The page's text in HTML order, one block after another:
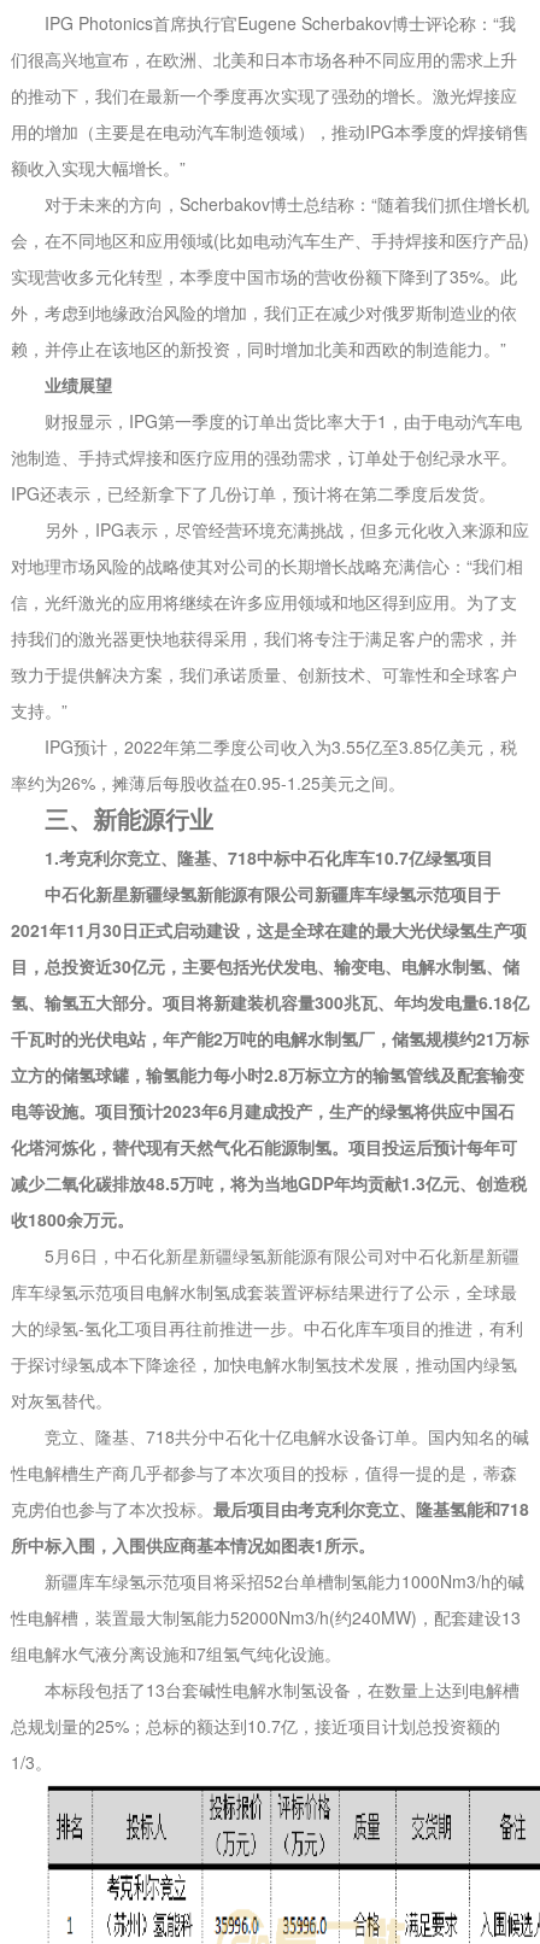
IPG Photonics首席执行官Eugene Scherbakov博士评论称：“我
们很高兴地宣布，在欧洲、北美和日本市场各种不同应用的需求上升
的推动下，我们在最新一个季度再次实现了强劲的增长。激光焊接应
用的增加（主要是在电动汽车制造领域），推动IPG本季度的焊接销售
额收入实现大幅增长。”
对于未来的方向，Scherbakov博士总结称：“随着我们抓住增长机
会，在不同地区和应用领域(比如电动汽车生产、手持焊接和医疗产品)
实现营收多元化转型，本季度中国市场的营收份额下降到了35%。此
外，考虑到地缘政治风险的增加，我们正在减少对俄罗斯制造业的依
赖，并停止在该地区的新投资，同时增加北美和西欧的制造能力。”
业绩展望
财报显示，IPG第一季度的订单出货比率大于1，由于电动汽车电
池制造、手持式焊接和医疗应用的强劲需求，订单处于创纪录水平。
IPG还表示，已经新拿下了几份订单，预计将在第二季度后发货。
另外，IPG表示，尽管经营环境充满挑战，但多元化收入来源和应
对地理市场风险的战略使其对公司的长期增长战略充满信心：“我们相
信，光纤激光的应用将继续在许多应用领域和地区得到应用。为了支
持我们的激光器更快地获得采用，我们将专注于满足客户的需求，并
致力于提供解决方案，我们承诺质量、创新技术、可靠性和全球客户
支持。”
IPG预计，2022年第二季度公司收入为3.55亿至3.85亿美元，税
率约为26%，摊薄后每股收益在0.95-1.25美元之间。
三、新能源行业
1.考克利尔竞立、隆基、718中标中石化库车10.7亿绿氢项目
中石化新星新疆绿氢新能源有限公司新疆库车绿氢示范项目于
2021年11月30日正式启动建设，这是全球在建的最大光伏绿氢生产项
目，总投资近30亿元，主要包括光伏发电、输变电、电解水制氢、储
氢、输氢五大部分。项目将新建装机容量300兆瓦、年均发电量6.18亿
千瓦时的光伏电站，年产能2万吨的电解水制氢厂，储氢规模约21万标
立方的储氢球罐，输氢能力每小时2.8万标立方的输氢管线及配套输变
电等设施。项目预计2023年6月建成投产，生产的绿氢将供应中国石
化塔河炼化，替代现有天然气化石能源制氢。项目投运后预计每年可
减少二氧化碳排放48.5万吨，将为当地GDP年均贡献1.3亿元、创造税
收1800余万元。
5月6日，中石化新星新疆绿氢新能源有限公司对中石化新星新疆
库车绿氢示范项目电解水制氢成套装置评标结果进行了公示，全球最
大的绿氢-氢化工项目再往前推进一步。中石化库车项目的推进，有利
于探讨绿氢成本下降途径，加快电解水制氢技术发展，推动国内绿氢
对灰氢替代。
竞立、隆基、718共分中石化十亿电解水设备订单。国内知名的碱
性电解槽生产商几乎都参与了本次项目的投标，值得一提的是，蒂森
克虏伯也参与了本次投标。 最后项目由考克利尔竞立、隆基氢能和718
所中标入围，入围供应商基本情况如图表1所示。
新疆库车绿氢示范项目将采招52台单槽制氢能力1000Nm3/h的碱
性电解槽，装置最大制氢能力52000Nm3/h(约240MW)，配套建设13
组电解水气液分离设施和7组氢气纯化设施。
本标段包括了13台套碱性电解水制氢设备，在数量上达到电解槽
总规划量的25%；总标的额达到10.7亿，接近项目计划总投资额的
1/3。